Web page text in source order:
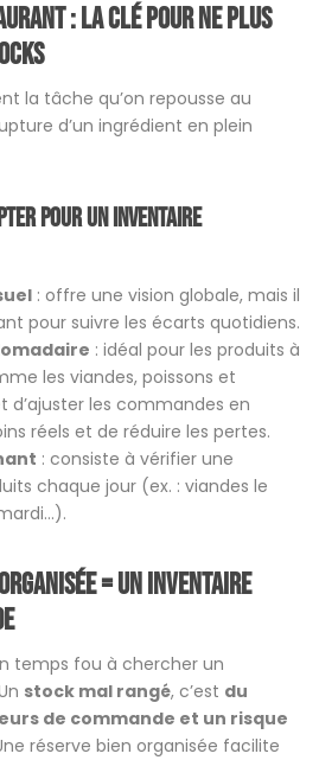
: la clé pour ne plus
la tâche qu’on repousse au
d’un ingrédient en plein
pour un inventaire
: offre une vision globale, mais il
pour suivre les écarts quotidiens.
: idéal pour les produits à
les viandes, poissons et
d’ajuster les commandes en
réels et de réduire les pertes.
: consiste à vérifier une
chaque jour (ex. : viandes le
= un inventaire
temps fou à chercher un
stock mal rangé, c’est du
de commande et un risque
réserve bien organisée facilite